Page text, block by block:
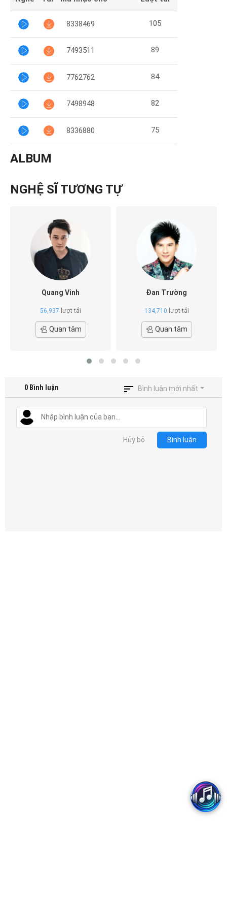
8338469 105
7493511 89
7762762 84
7498948 82
8336880 75
ALBUM
NGHỆ SĨ TƯƠNG TỰ
Quang Vinh
56,937 lượt tải
Quan tâm
Đan Trường
134,710 lượt tải
Quan tâm
0 Bình luận Bình luận mới nhất
Hủy bỏ Bình luận